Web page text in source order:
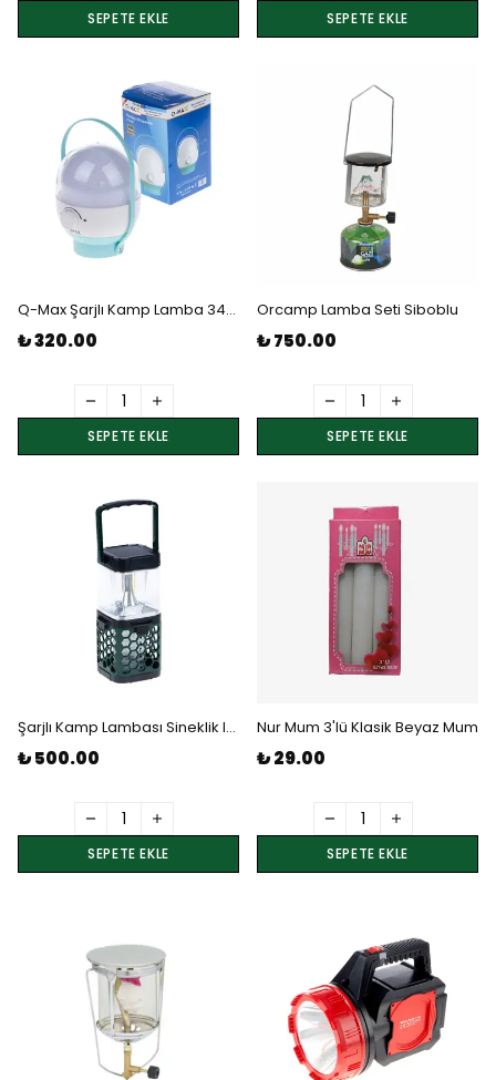
SEPETE EKLE SEPETE EKLE
Q-Max Şarjlı Kamp Lamba 34Led
₺ 320.00
SEPETE EKLE
Orcamp Lamba Seti Siboblu
₺ 750.00
SEPETE EKLE
Şarjlı Kamp Lambası Sineklik Işığı
₺ 500.00
SEPETE EKLE
Nur Mum 3'lü Klasik Beyaz Mum
₺ 29.00
SEPETE EKLE